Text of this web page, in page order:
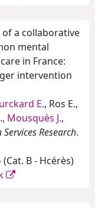
a collaborative
mental
in France:
intervention
E., Ros E.,
Mousquès J.,
Research.
(Cat. B - Hcérès)